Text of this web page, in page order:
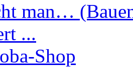
man…
...
Shop